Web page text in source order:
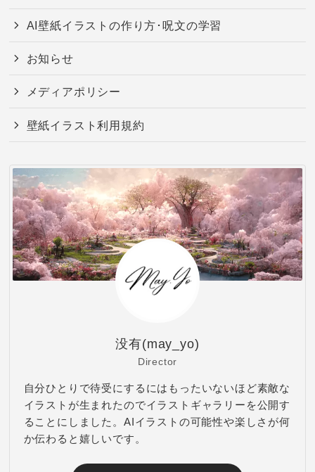
AI壁紙イラストの作り方･呪文の学習
お知らせ
メディアポリシー
壁紙イラスト利用規約
没有(may_yo)
Director
自分ひとりで待受にするにはもったいないほど素敵な
イラストが生まれたのでイラストギャラリーを公開す
ることにしました。AIイラストの可能性や楽しさが何
か伝わると嬉しいです。